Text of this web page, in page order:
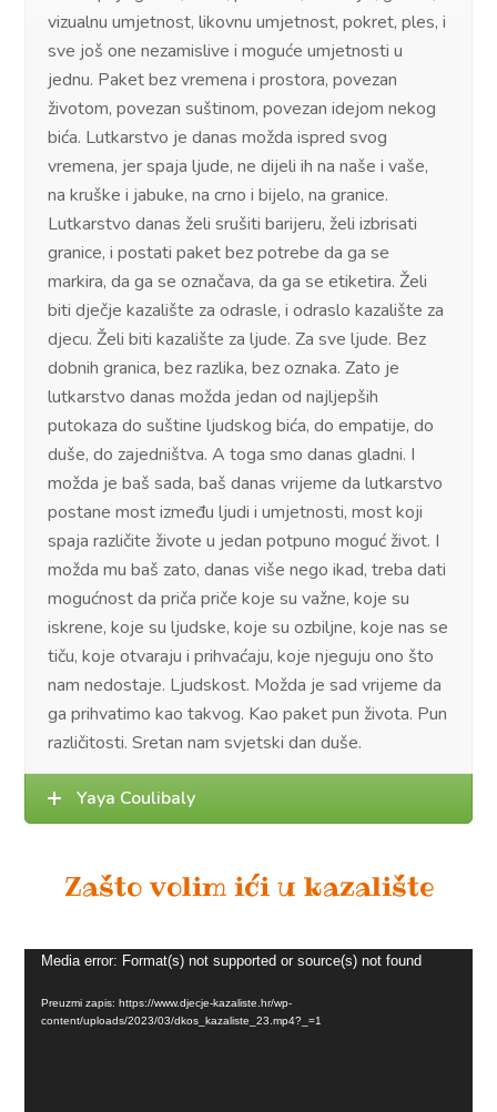
vizualnu umjetnost, likovnu umjetnost, pokret, ples, i
sve još one nezamislive i moguće umjetnosti u
jednu. Paket bez vremena i prostora, povezan
životom, povezan suštinom, povezan idejom nekog
bića. Lutkarstvo je danas možda ispred svog
vremena, jer spaja ljude, ne dijeli ih na naše i vaše,
na kruške i jabuke, na crno i bijelo, na granice.
Lutkarstvo danas želi srušiti barijeru, želi izbrisati
granice, i postati paket bez potrebe da ga se
markira, da ga se označava, da ga se etiketira. Želi
biti dječje kazalište za odrasle, i odraslo kazalište za
djecu. Želi biti kazalište za ljude. Za sve ljude. Bez
dobnih granica, bez razlika, bez oznaka. Zato je
lutkarstvo danas možda jedan od najljepših
putokaza do suštine ljudskog bića, do empatije, do
duše, do zajedništva. A toga smo danas gladni. I
možda je baš sada, baš danas vrijeme da lutkarstvo
postane most između ljudi i umjetnosti, most koji
spaja različite živote u jedan potpuno moguć život. I
možda mu baš zato, danas više nego ikad, treba dati
mogućnost da priča priče koje su važne, koje su
iskrene, koje su ljudske, koje su ozbiljne, koje nas se
tiču, koje otvaraju i prihvaćaju, koje njeguju ono što
nam nedostaje. Ljudskost. Možda je sad vrijeme da
ga prihvatimo kao takvog. Kao paket pun života. Pun
različitosti. Sretan nam svjetski dan duše.
Yaya Coulibaly
Zašto volim ići u kazalište
Reproduktor
Media error: Format(s) not supported or source(s) not found
Preuzmi zapis: https://www.djecje-kazaliste.hr/wp-
content/uploads/2023/03/dkos_kazaliste_23.mp4?_=1